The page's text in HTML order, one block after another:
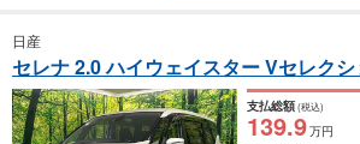
日産
セレナ 2.0 ハイウェイスター Vセレク
支払総額(税込)
139.9万円